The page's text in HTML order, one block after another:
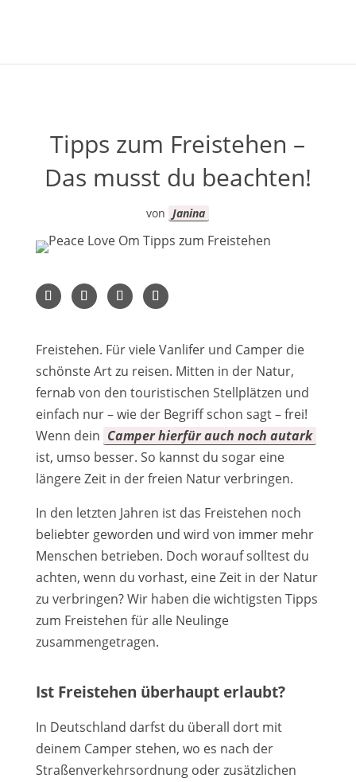
Tipps zum Freistehen –
Das musst du beachten!
von Janina
Freistehen. Für viele Vanlifer und Camper die
schönste Art zu reisen. Mitten in der Natur,
fernab von den touristischen Stellplätzen und
einfach nur – wie der Begriff schon sagt – frei!
Wenn dein Camper hierfür auch noch autark
ist, umso besser. So kannst du sogar eine
längere Zeit in der freien Natur verbringen.
In den letzten Jahren ist das Freistehen noch
beliebter geworden und wird von immer mehr
Menschen betrieben. Doch worauf solltest du
achten, wenn du vorhast, eine Zeit in der Natur
zu verbringen? Wir haben die wichtigsten Tipps
zum Freistehen für alle Neulinge
zusammengetragen.
Ist Freistehen überhaupt erlaubt?
In Deutschland darfst du überall dort mit
deinem Camper stehen, wo es nach der
Straßenverkehrsordnung oder zusätzlichen